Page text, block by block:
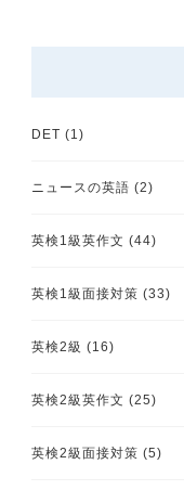
DET (1)
ニュースの英語 (2)
英検1級英作文 (44)
英検1級面接対策 (33)
英検2級 (16)
英検2級英作文 (25)
英検2級面接対策 (5)